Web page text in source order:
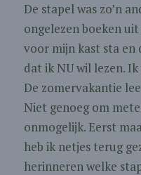
De stapel was zo’n
ongelezen boeken
voor mijn kast sta en
dat ik NU wil lezen.
De zomervakantie
Niet genoeg om
onmogelijk. Eerst
heb ik netjes terug
herinneren welke